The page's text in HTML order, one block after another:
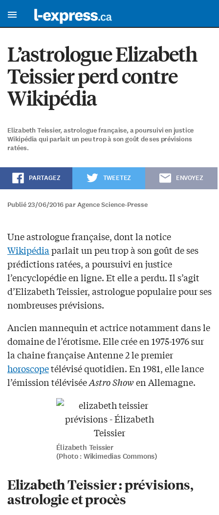
L’astrologue Elizabeth
Teissier perd contre
Wikipédia
Elizabeth Teissier, astrologue française, a poursuivi en justice
Wikipédia qui parlait un peu trop à son goût de ses prévisions
ratées.
PARTAGEZ TWEETEZ ENVOYEZ
Publié 23/06/2016 par Agence Science-Presse
Une astrologue française, dont la notice
Wikipédiaparlait un peu trop à son goût de ses
prédictions ratées, a poursuivi en justice
l’encyclopédie en ligne. Et elle a perdu. Il s’agit
d’Elizabeth Teissier, astrologue populaire pour ses
nombreuses prévisions.
Ancien mannequin et actrice notamment dans le
domaine de l’érotisme. Elle crée en 1975-1976 sur
la chaine française Antenne 2 le premier
horoscopetélévisé quotidien. En 1981, elle lance
l’émission téléviséeAstro Showen Allemagne.
Élizabeth Teissier
(Photo : Wikimedias Commons)
Elizabeth Teissier : prévisions,
astrologie et procès